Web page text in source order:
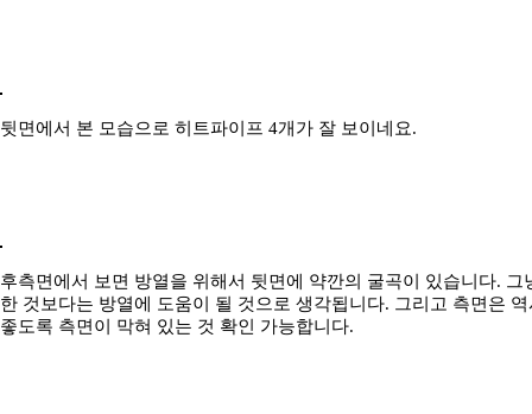
뒷면에서 본 모습으로 히트파이프 4개가 잘 보이네요.
후측면에서 보면 방열을 위해서 뒷면에 약깐의 굴곡이 있습니다. 그
한 것보다는 방열에 도움이 될 것으로 생각됩니다. 그리고 측면은
좋도록 측면이 막혀 있는 것 확인 가능합니다.